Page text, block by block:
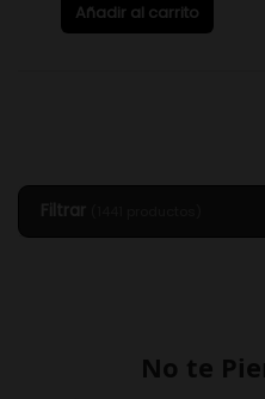
Añadir al carrito
No te